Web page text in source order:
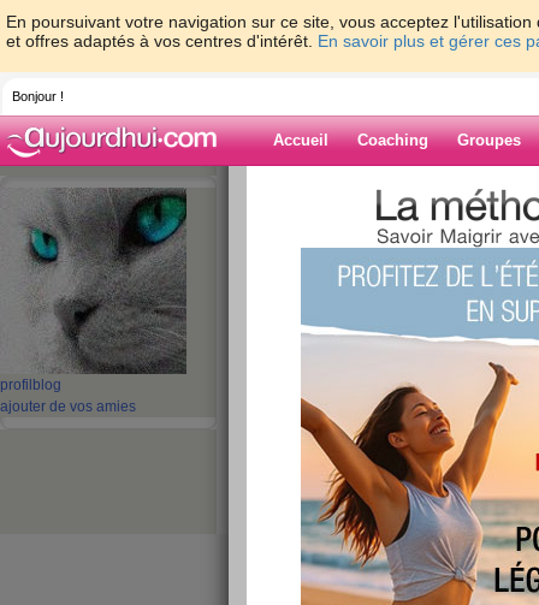
En poursuivant votre navigation sur ce site, vous acceptez
et offres adaptés à vos centres d'intérêt. En savoir plus et gérer ces
Bonjour !
Accueil Coaching Groupes
profil blog
ajouter de vos amies
>
Blog de
‹ Préc. 1 2 3 4 5
un petit coucou
publié le 21/12/2013 à 15:29
Après une absence de 15 jours, je
de nouvelles. C'est difficile avec mes jambes
j'ai du prendre de la morphine pour vraiment